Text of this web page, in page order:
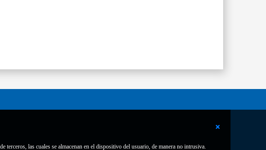
las cuales se almacenan en el dispositivo del usuario, de manera no intrusiva.